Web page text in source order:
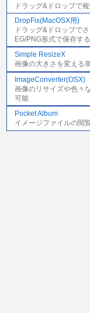
ドラッグ&ドロップで
DropFix(MacOSX用)
ドラッグ&ドロップで
EG/PNG形式で保存する
Simple ResizeX
画像の大きさを変える
ImageConverter(OSX)
画像のリサイズや色々
可能
Pocket Album
イメージファイルの閲